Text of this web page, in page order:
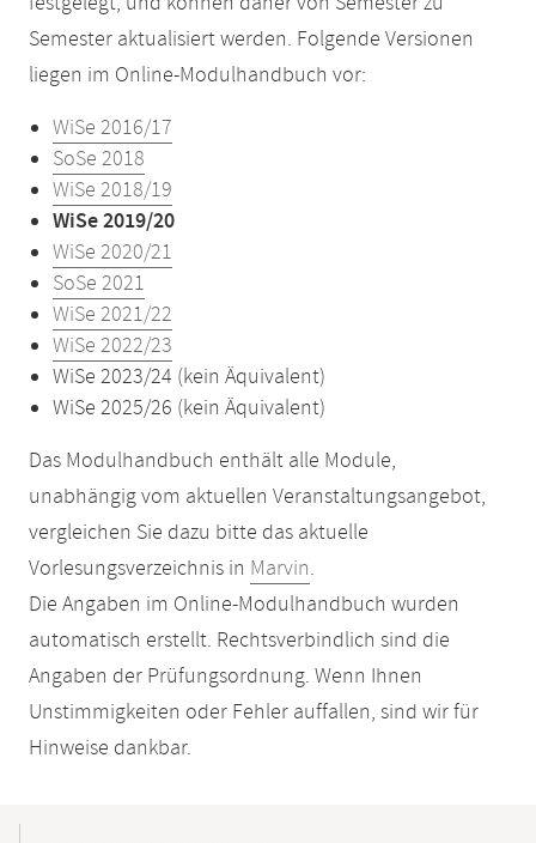
Semester aktualisiert werden. Folgende Versionen
liegen im Online-Modulhandbuch vor:
WiSe 2016/17
SoSe 2018
WiSe 2018/19
WiSe 2019/20
WiSe 2020/21
SoSe 2021
WiSe 2021/22
WiSe 2022/23
WiSe 2023/24 (kein Äquivalent)
WiSe 2025/26 (kein Äquivalent)
Das Modulhandbuch enthält alle Module,
unabhängig vom aktuellen Veranstaltungsangebot,
vergleichen Sie dazu bitte das aktuelle
Vorlesungsverzeichnis in Marvin.
Die Angaben im Online-Modulhandbuch wurden
automatisch erstellt. Rechtsverbindlich sind die
Angaben der Prüfungsordnung. Wenn Ihnen
Unstimmigkeiten oder Fehler auffallen, sind wir für
Hinweise dankbar.